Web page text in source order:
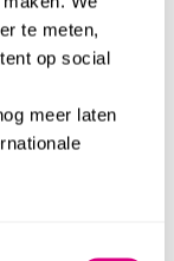
te meten,
op social
meer laten
en wil je